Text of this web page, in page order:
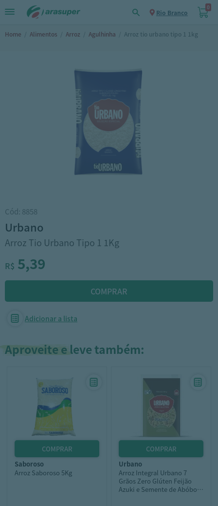
Rio Branco
0
Home / Alimentos / Arroz / Agulhinha / Arroz tio urbano tipo 1 1kg
Cód: 8858
urbano
Arroz Tio Urbano Tipo 1 1Kg
R$ 5,39
Adicionar a lista
Aproveite e leve também:
saboroso
Arroz Saboroso 5Kg
urbano
Arroz Integral Urbano 7
Grãos Zero Glúten Feijão
Azuki e Semente de Abóbora